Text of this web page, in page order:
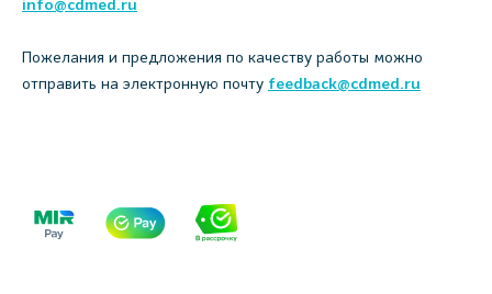
info@cdmed.ru
Пожелания и предложения по качеству работы можно
отправить на электронную почту feedback@cdmed.ru